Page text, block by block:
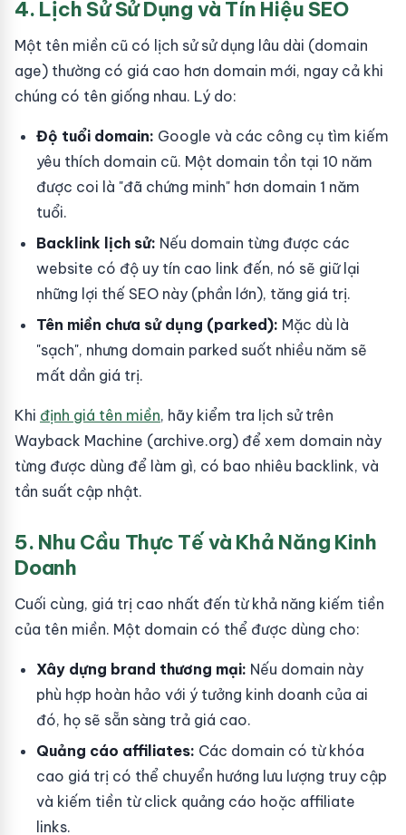
4. Lịch Sử Sử Dụng và Tín Hiệu SEO
Một tên miền cũ có lịch sử sử dụng lâu dài (domain
age) thường có giá cao hơn domain mới, ngay cả khi
chúng có tên giống nhau. Lý do:
Độ tuổi domain: Google và các công cụ tìm kiếm
yêu thích domain cũ. Một domain tồn tại 10 năm
được coi là "đã chứng minh" hơn domain 1 năm
tuổi.
Backlink lịch sử: Nếu domain từng được các
website có độ uy tín cao link đến, nó sẽ giữ lại
những lợi thế SEO này (phần lớn), tăng giá trị.
Tên miền chưa sử dụng (parked): Mặc dù là
"sạch", nhưng domain parked suốt nhiều năm sẽ
mất dần giá trị.
Khi định giá tên miền, hãy kiểm tra lịch sử trên
Wayback Machine (archive.org) để xem domain này
từng được dùng để làm gì, có bao nhiêu backlink, và
tần suất cập nhật.
5. Nhu Cầu Thực Tế và Khả Năng Kinh
Doanh
Cuối cùng, giá trị cao nhất đến từ khả năng kiếm tiền
của tên miền. Một domain có thể được dùng cho:
Xây dựng brand thương mại: Nếu domain này
phù hợp hoàn hảo với ý tưởng kinh doanh của ai
đó, họ sẽ sẵn sàng trả giá cao.
Quảng cáo affiliates: Các domain có từ khóa
cao giá trị có thể chuyển hướng lưu lượng truy cập
và kiếm tiền từ click quảng cáo hoặc affiliate
links.